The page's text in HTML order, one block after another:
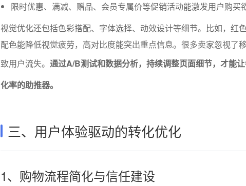
限时优惠、满减、赠品、会员专属价等促销活动能激发用户购买
视觉优化还包括色彩搭配、字体选择、动效设计等细节。比如，红
配色能降低视觉疲劳，高对比度能突出重点信息。很多卖家忽视了
致用户流失。 通过A/B测试和数据分析，持续调整页面细节，才能
化率的助推器。
三、用户体验驱动的转化优化
1、购物流程简化与信任建设